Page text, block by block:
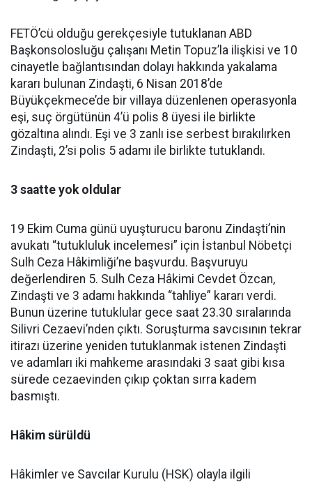
FETÖ’cü olduğu gerekçesiyle tutuklanan ABD
Başkonsolosluğu çalışanı Metin Topuz’la ilişkisi ve 10
cinayetle bağlantısından dolayı hakkında yakalama
kararı bulunan Zindaşti, 6 Nisan 2018’de
Büyükçekmece’de bir villaya düzenlenen operasyonla
eşi, suç örgütünün 4’ü polis 8 üyesi ile birlikte
gözaltına alındı. Eşi ve 3 zanlı ise serbest bırakılırken
Zindaşti, 2’si polis 5 adamı ile birlikte tutuklandı.
3 saatte yok oldular
19 Ekim Cuma günü uyuşturucu baronu Zindaşti’nin
avukatı “tutukluluk incelemesi” için İstanbul Nöbetçi
Sulh Ceza Hâkimliği’ne başvurdu. Başvuruyu
değerlendiren 5. Sulh Ceza Hâkimi Cevdet Özcan,
Zindaşti ve 3 adamı hakkında “tahliye” kararı verdi.
Bunun üzerine tutuklular gece saat 23.30 sıralarında
Silivri Cezaevi’nden çıktı. Soruşturma savcısının tekrar
itirazı üzerine yeniden tutuklanmak istenen Zindaşti
ve adamları iki mahkeme arasındaki 3 saat gibi kısa
sürede cezaevinden çıkıp çoktan sırra kadem
basmıştı.
Hâkim sürüldü
Hâkimler ve Savcılar Kurulu (HSK) olayla ilgili